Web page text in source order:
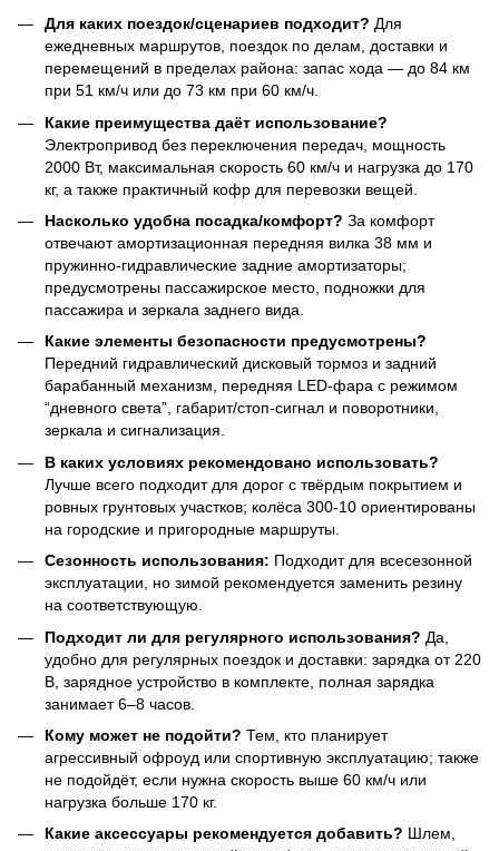
Для каких поездок/сценариев подходит? Для
ежедневных маршрутов, поездок по делам, доставки и
перемещений в пределах района: запас хода — до 84 км
при 51 км/ч или до 73 км при 60 км/ч.
Какие преимущества даёт использование?
Электропривод без переключения передач, мощность
2000 Вт, максимальная скорость 60 км/ч и нагрузка до 170
кг, а также практичный кофр для перевозки вещей.
Насколько удобна посадка/комфорт? За комфорт
отвечают амортизационная передняя вилка 38 мм и
пружинно-гидравлические задние амортизаторы;
предусмотрены пассажирское место, подножки для
пассажира и зеркала заднего вида.
Какие элементы безопасности предусмотрены?
Передний гидравлический дисковый тормоз и задний
барабанный механизм, передняя LED-фара с режимом
“дневного света”, габарит/стоп-сигнал и поворотники,
зеркала и сигнализация.
В каких условиях рекомендовано использовать?
Лучше всего подходит для дорог с твёрдым покрытием и
ровных грунтовых участков; колёса 300-10 ориентированы
на городские и пригородные маршруты.
Сезонность использования: Подходит для всесезонной
эксплуатации, но зимой рекомендуется заменить резину
на соответствующую.
Подходит ли для регулярного использования? Да,
удобно для регулярных поездок и доставки: зарядка от 220
В, зарядное устройство в комплекте, полная зарядка
занимает 6–8 часов.
Кому может не подойти? Тем, кто планирует
агрессивный офроуд или спортивную эксплуатацию; также
не подойдёт, если нужна скорость выше 60 км/ч или
нагрузка больше 170 кг.
Какие аксессуары рекомендуется добавить? Шлем,